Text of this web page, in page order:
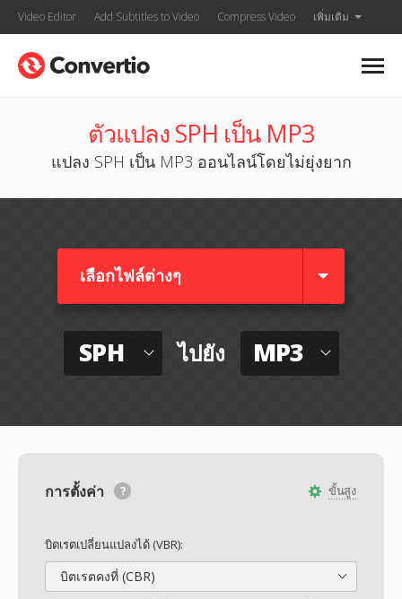
Video Editor Add Subtitles to Video Compress Video เพิ่มเติม
ตัวแปลง SPH เป็น MP3
แปลง SPH เป็น MP3 ออนไลน์โดยไม่ยุ่งยาก
เลือกไฟล์ต่างๆ​
SPH ไปยัง MP3
ขั้นสูง
การตั้งค่า
บิตเรตเปลี่ยนแปลงได้ (VBR):
บิตเรตคงที่ (CBR)